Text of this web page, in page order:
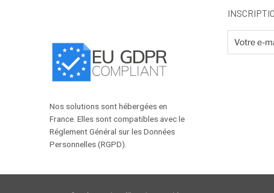
Nos solutions sont hébergées en
France. Elles sont compatibles avec le
Réglement Général sur les Données
Personnelles (RGPD).